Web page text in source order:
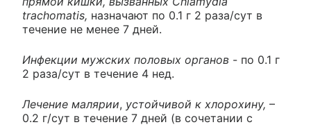
trachomatis, назначают по 0.1 г 2 раза/сут в
течение не менее 7 дней.
Инфекции мужских половых органов - по 0.1 г
2 раза/сут в течение 4 нед.
Лечение малярии, устойчивой к хлорохину, –
0.2 г/сут в течение 7 дней (в сочетании с